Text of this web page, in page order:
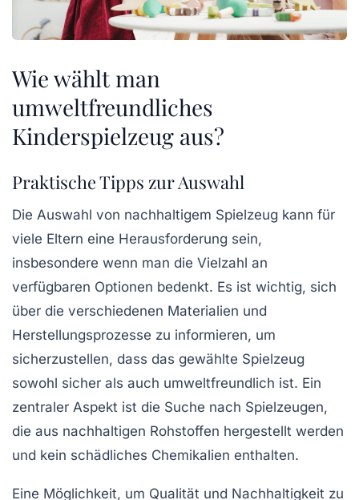
Wie wählt man
umweltfreundliches
Kinderspielzeug aus?
Praktische Tipps zur Auswahl
Die Auswahl von nachhaltigem Spielzeug kann für
viele Eltern eine Herausforderung sein,
insbesondere wenn man die Vielzahl an
verfügbaren Optionen bedenkt. Es ist wichtig, sich
über die verschiedenen Materialien und
Herstellungsprozesse zu informieren, um
sicherzustellen, dass das gewählte Spielzeug
sowohl sicher als auch umweltfreundlich ist. Ein
zentraler Aspekt ist die Suche nach Spielzeugen,
die aus nachhaltigen Rohstoffen hergestellt werden
und kein schädliches Chemikalien enthalten.
Eine Möglichkeit, um Qualität und Nachhaltigkeit zu